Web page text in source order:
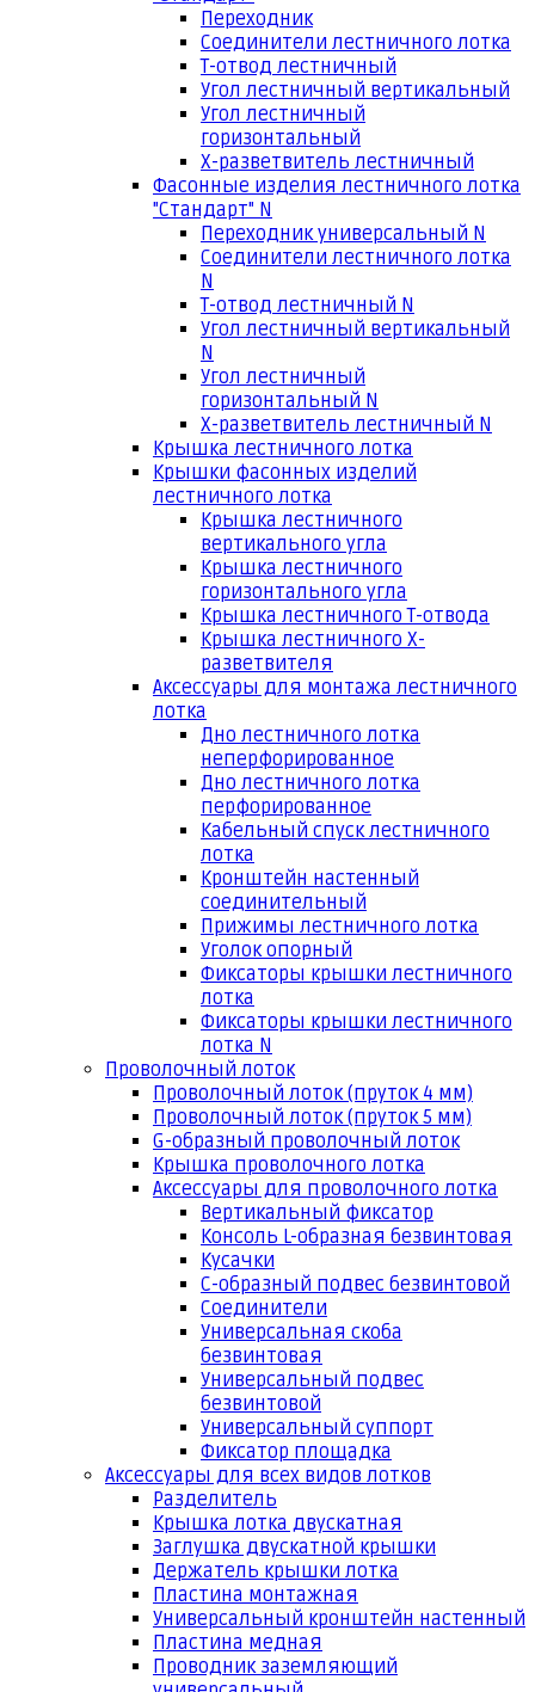
Переходник
Соединители лестничного лотка
Т-отвод лестничный
Угол лестничный вертикальный
Угол лестничный
горизонтальный
Х-разветвитель лестничный
Фасонные изделия лестничного лотка
"Стандарт" N
Переходник универсальный N
Соединители лестничного лотка
N
Т-отвод лестничный N
Угол лестничный вертикальный
N
Угол лестничный
горизонтальный N
Х-разветвитель лестничный N
Крышка лестничного лотка
Крышки фасонных изделий
лестничного лотка
Крышка лестничного
вертикального угла
Крышка лестничного
горизонтального угла
Крышка лестничного Т-отвода
Крышка лестничного Х-
разветвителя
Аксессуары для монтажа лестничного
лотка
Дно лестничного лотка
неперфорированное
Дно лестничного лотка
перфорированное
Кабельный спуск лестничного
лотка
Кронштейн настенный
соединительный
Прижимы лестничного лотка
Уголок опорный
Фиксаторы крышки лестничного
лотка
Фиксаторы крышки лестничного
лотка N
Проволочный лоток
Проволочный лоток (пруток 4 мм)
Проволочный лоток (пруток 5 мм)
G-образный проволочный лоток
Крышка проволочного лотка
Аксессуары для проволочного лотка
Вертикальный фиксатор
Консоль L-образная безвинтовая
Кусачки
С-образный подвес безвинтовой
Соединители
Универсальная скоба
безвинтовая
Универсальный подвес
безвинтовой
Универсальный суппорт
Фиксатор площадка
Аксессуары для всех видов лотков
Разделитель
Крышка лотка двускатная
Заглушка двускатной крышки
Держатель крышки лотка
Пластина монтажная
Универсальный кронштейн настенный
Пластина медная
Проводник заземляющий